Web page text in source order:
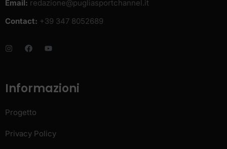
Email: redazione@pugliasportchannel.it
Contact: +39 347 8052689
Informazioni
Progetto
Privacy Policy